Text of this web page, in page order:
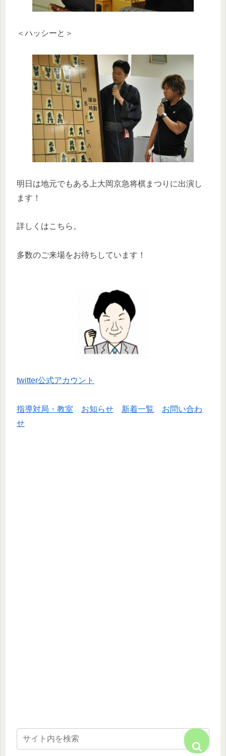
＜ハッシーと＞
明日は地元でもある上大岡京急将棋まつりに出演し
ます！
詳しくはこちら。
多数のご来場をお待ちしています！
twitter公式アカウント
指導対局・教室 お知らせ 新着一覧
お問い合わ
せ